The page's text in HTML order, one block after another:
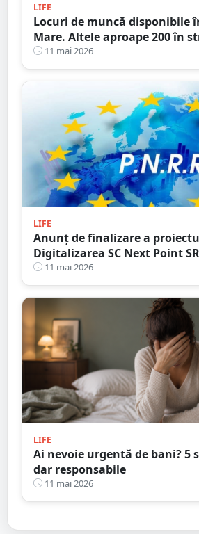
LIFE
Locuri de muncă disponibile
Mare. Altele aproape 200 în
11 mai 2026
LIFE
Anunț de finalizare a
Digitalizarea SC Next Point
11 mai 2026
LIFE
Ai nevoie urgentă de bani? 5
dar responsabile
11 mai 2026